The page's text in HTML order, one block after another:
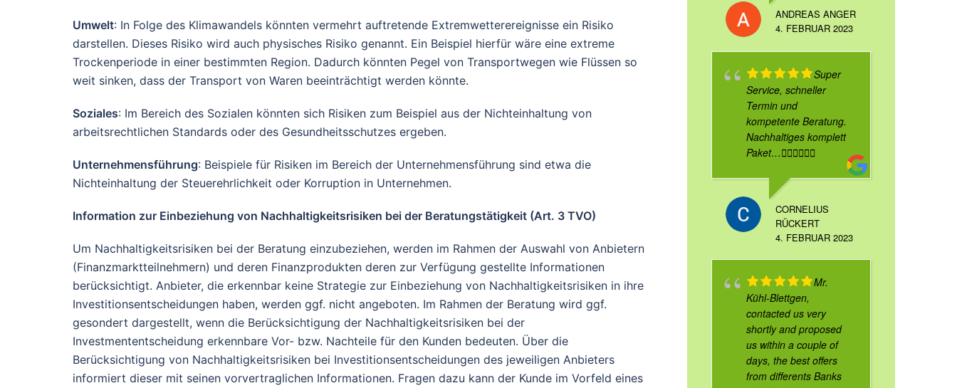
Umwelt: In Folge des Klimawandels könnten vermehrt auftretende Extremwetterereignisse ein Risiko
darstellen. Dieses Risiko wird auch physisches Risiko genannt. Ein Beispiel hierfür wäre eine extreme
Trockenperiode in einer bestimmten Region. Dadurch könnten Pegel von Transportwegen wie Flüssen so
weit sinken, dass der Transport von Waren beeinträchtigt werden könnte.
Soziales: Im Bereich des Sozialen könnten sich Risiken zum Beispiel aus der Nichteinhaltung von
arbeitsrechtlichen Standards oder des Gesundheitsschutzes ergeben.
Unternehmensführung: Beispiele für Risiken im Bereich der Unternehmensführung sind etwa die
Nichteinhaltung der Steuerehrlichkeit oder Korruption in Unternehmen.
Information zur Einbeziehung von Nachhaltigkeitsrisiken bei der Beratungstätigkeit (Art. 3 TVO)
Um Nachhaltigkeitsrisiken bei der Beratung einzubeziehen, werden im Rahmen der Auswahl von Anbietern
(Finanzmarktteilnehmern) und deren Finanzprodukten deren zur Verfügung gestellte Informationen
berücksichtigt. Anbieter, die erkennbar keine Strategie zur Einbeziehung von Nachhaltigkeitsrisiken in ihre
Investitionsentscheidungen haben, werden ggf. nicht angeboten. Im Rahmen der Beratung wird ggf.
gesondert dargestellt, wenn die Berücksichtigung der Nachhaltigkeitsrisiken bei der
Investmententscheidung erkennbare Vor- bzw. Nachteile für den Kunden bedeuten. Über die
Berücksichtigung von Nachhaltigkeitsrisiken bei Investitionsentscheidungen des jeweiligen Anbieters
informiert dieser mit seinen vorvertraglichen Informationen. Fragen dazu kann der Kunde im Vorfeld eines
ANDREAS ANGER
4. FEBRUAR 2023
Super
Service, schneller
Termin und
kompetente Beratung.
Nachhaltiges komplett
Paket…👍🏻👍🏻👍🏻
CORNELIUS
RÜCKERT
4. FEBRUAR 2023
Mr.
Kühl-Blettgen,
contacted us very
shortly and proposed
us within a couple of
days, the best offers
from differents Banks